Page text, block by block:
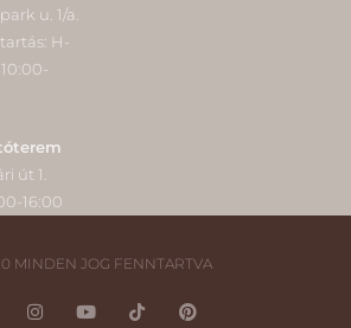
u. 1/a.
H-
út 1.
16:00
MINDEN JOG FENNTARTVA